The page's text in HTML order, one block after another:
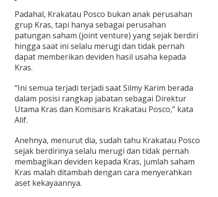
Padahal, Krakatau Posco bukan anak perusahan
grup Kras, tapi hanya sebagai perusahan
patungan saham (joint venture) yang sejak berdiri
hingga saat ini selalu merugi dan tidak pernah
dapat memberikan deviden hasil usaha kepada
Kras.
“Ini semua terjadi terjadi saat Silmy Karim berada
dalam posisi rangkap jabatan sebagai Direktur
Utama Kras dan Komisaris Krakatau Posco,” kata
Alif.
Anehnya, menurut dia, sudah tahu Krakatau Posco
sejak berdirinya selalu merugi dan tidak pernah
membagikan deviden kepada Kras, jumlah saham
Kras malah ditambah dengan cara menyerahkan
aset kekayaannya.